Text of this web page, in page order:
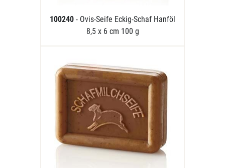
100240 - Ovis-Seife Eckig-Schaf Hanföl
8,5 x 6 cm 100 g